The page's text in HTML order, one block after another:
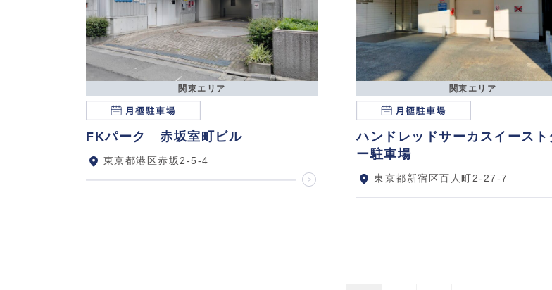
関東エリア
FKパーク 赤坂室町ビル
東京都港区赤坂2-5-4
関東エリア
ハンドレッドサーカスイースト
ー駐車場
東京都新宿区百人町2-27-7